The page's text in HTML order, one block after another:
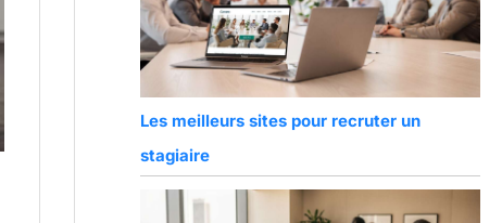
Les meilleurs sites pour recruter un
stagiaire